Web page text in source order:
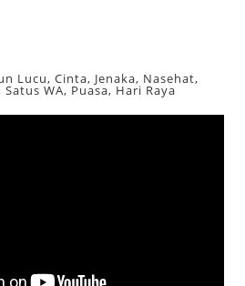
Lucu, Cinta, Jenaka, Nasehat,
WA, Puasa, Hari Raya